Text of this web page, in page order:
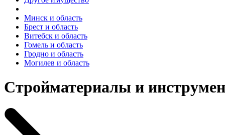
Минск и область
Брест и область
Витебск и область
Гомель и область
Гродно и область
Могилев и область
Стройматериалы и